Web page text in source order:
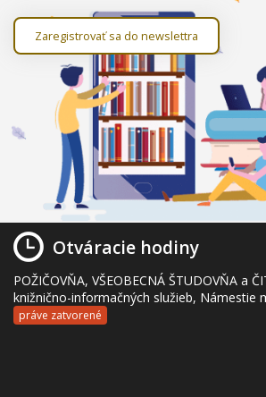
Zaregistrovať sa do newslettra
Otváracie hodiny
POŽIČOVŇA, VŠEOBECNÁ ŠTUDOVŇA a
knižnično-informačných služieb, Námestie
práve zatvorené